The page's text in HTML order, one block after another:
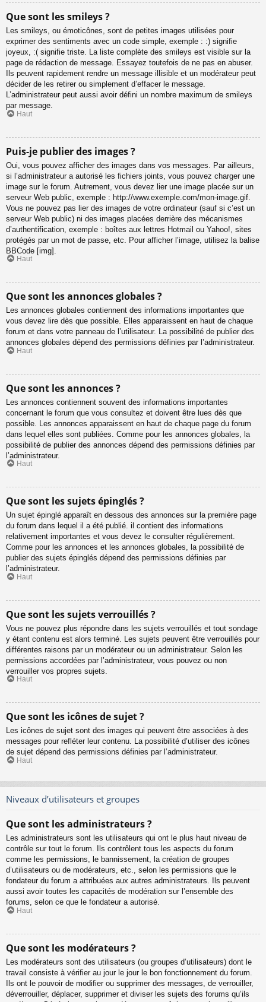
Que sont les smileys ?
Les smileys, ou émoticônes, sont de petites images utilisées pour
exprimer des sentiments avec un code simple, exemple : :) signifie
joyeux, :( signifie triste. La liste complète des smileys est visible sur la
page de rédaction de message. Essayez toutefois de ne pas en abuser.
Ils peuvent rapidement rendre un message illisible et un modérateur peut
décider de les retirer ou simplement d’effacer le message.
L’administrateur peut aussi avoir défini un nombre maximum de smileys
par message.
Haut
Puis-je publier des images ?
Oui, vous pouvez afficher des images dans vos messages. Par ailleurs,
si l’administrateur a autorisé les fichiers joints, vous pouvez charger une
image sur le forum. Autrement, vous devez lier une image placée sur un
serveur Web public, exemple : http://www.exemple.com/mon-image.gif.
Vous ne pouvez pas lier des images de votre ordinateur (sauf si c’est un
serveur Web public) ni des images placées derrière des mécanismes
d’authentification, exemple : boîtes aux lettres Hotmail ou Yahoo!, sites
protégés par un mot de passe, etc. Pour afficher l’image, utilisez la balise
BBCode [img].
Haut
Que sont les annonces globales ?
Les annonces globales contiennent des informations importantes que
vous devez lire dès que possible. Elles apparaissent en haut de chaque
forum et dans votre panneau de l’utilisateur. La possibilité de publier des
annonces globales dépend des permissions définies par l’administrateur.
Haut
Que sont les annonces ?
Les annonces contiennent souvent des informations importantes
concernant le forum que vous consultez et doivent être lues dès que
possible. Les annonces apparaissent en haut de chaque page du forum
dans lequel elles sont publiées. Comme pour les annonces globales, la
possibilité de publier des annonces dépend des permissions définies par
l’administrateur.
Haut
Que sont les sujets épinglés ?
Un sujet épinglé apparaît en dessous des annonces sur la première page
du forum dans lequel il a été publié. il contient des informations
relativement importantes et vous devez le consulter régulièrement.
Comme pour les annonces et les annonces globales, la possibilité de
publier des sujets épinglés dépend des permissions définies par
l’administrateur.
Haut
Que sont les sujets verrouillés ?
Vous ne pouvez plus répondre dans les sujets verrouillés et tout sondage
y étant contenu est alors terminé. Les sujets peuvent être verrouillés pour
différentes raisons par un modérateur ou un administrateur. Selon les
permissions accordées par l’administrateur, vous pouvez ou non
verrouiller vos propres sujets.
Haut
Que sont les icônes de sujet ?
Les icônes de sujet sont des images qui peuvent être associées à des
messages pour refléter leur contenu. La possibilité d’utiliser des icônes
de sujet dépend des permissions définies par l’administrateur.
Haut
Niveaux d’utilisateurs et groupes
Que sont les administrateurs ?
Les administrateurs sont les utilisateurs qui ont le plus haut niveau de
contrôle sur tout le forum. Ils contrôlent tous les aspects du forum
comme les permissions, le bannissement, la création de groupes
d’utilisateurs ou de modérateurs, etc., selon les permissions que le
fondateur du forum a attribuées aux autres administrateurs. Ils peuvent
aussi avoir toutes les capacités de modération sur l’ensemble des
forums, selon ce que le fondateur a autorisé.
Haut
Que sont les modérateurs ?
Les modérateurs sont des utilisateurs (ou groupes d’utilisateurs) dont le
travail consiste à vérifier au jour le jour le bon fonctionnement du forum.
Ils ont le pouvoir de modifier ou supprimer des messages, de verrouiller,
déverrouiller, déplacer, supprimer et diviser les sujets des forums qu’ils